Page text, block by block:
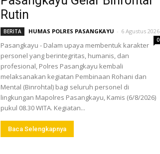
Rutin
BERITA HUMAS POLRES PASANGKAYU - 6 Agustus 2026
0
Pasangkayu - Dalam upaya membentuk karakter
personel yang berintegritas, humanis, dan
profesional, Polres Pasangkayu kembali
melaksanakan kegiatan Pembinaan Rohani dan
Mental (Binrohtal) bagi seluruh personel di
lingkungan Mapolres Pasangkayu, Kamis (6/8/2026)
pukul 08.30 WITA. Kegiatan...
Baca Selengkapnya